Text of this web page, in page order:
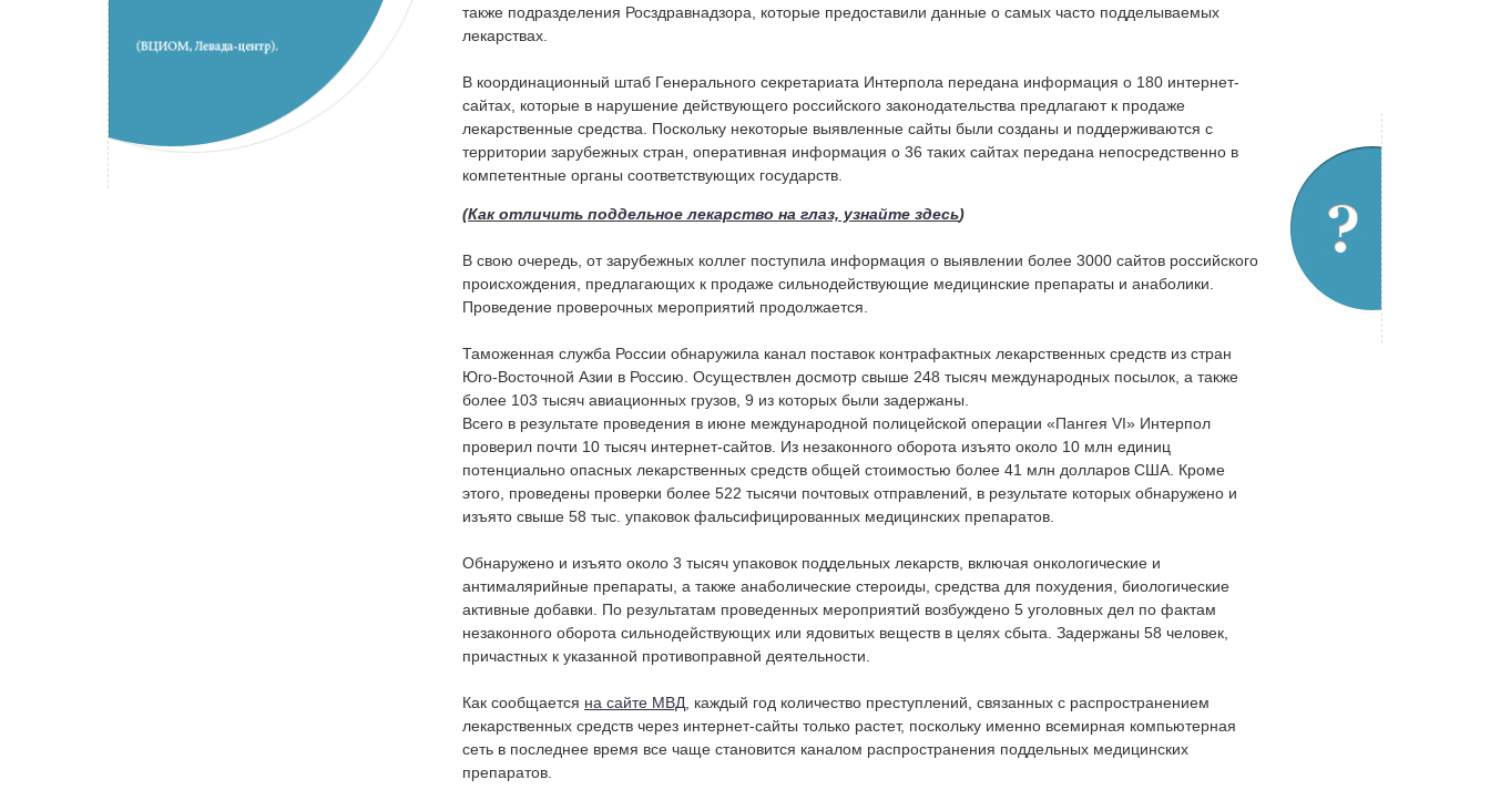
также подразделения Росздравнадзора, которые предоставили данные о самых часто подделываемых
лекарствах.
В координационный штаб Генерального секретариата Интерпола передана информация о 180 интернет-
сайтах, которые в нарушение действующего российского законодательства предлагают к продаже
лекарственные средства. Поскольку некоторые выявленные сайты были созданы и поддерживаются с
территории зарубежных стран, оперативная информация о 36 таких сайтах передана непосредственно в
компетентные органы соответствующих государств.
(Как отличить поддельное лекарство на глаз, узнайте здесь)
В свою очередь, от зарубежных коллег поступила информация о выявлении более 3000 сайтов российского
происхождения, предлагающих к продаже сильнодействующие медицинские препараты и анаболики.
Проведение проверочных мероприятий продолжается.
Таможенная служба России обнаружила канал поставок контрафактных лекарственных средств из стран
Юго-Восточной Азии в Россию. Осуществлен досмотр свыше 248 тысяч международных посылок, а также
более 103 тысяч авиационных грузов, 9 из которых были задержаны.
Всего в результате проведения в июне международной полицейской операции «Пангея VI» Интерпол
проверил почти 10 тысяч интернет-сайтов. Из незаконного оборота изъято около 10 млн единиц
потенциально опасных лекарственных средств общей стоимостью более 41 млн долларов США. Кроме
этого, проведены проверки более 522 тысячи почтовых отправлений, в результате которых обнаружено и
изъято свыше 58 тыс. упаковок фальсифицированных медицинских препаратов.
Обнаружено и изъято около 3 тысяч упаковок поддельных лекарств, включая онкологические и
антималярийные препараты, а также анаболические стероиды, средства для похудения, биологические
активные добавки. По результатам проведенных мероприятий возбуждено 5 уголовных дел по фактам
незаконного оборота сильнодействующих или ядовитых веществ в целях сбыта. Задержаны 58 человек,
причастных к указанной противоправной деятельности.
Как сообщается на сайте МВД, каждый год количество преступлений, связанных с распространением
лекарственных средств через интернет-сайты только растет, поскольку именно всемирная компьютерная
сеть в последнее время все чаще становится каналом распространения поддельных медицинских
препаратов.